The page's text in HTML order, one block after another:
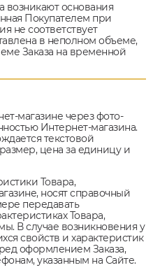
основания
Покупателем при
не соответствует
в неполном объеме,
Заказа на временной
магазине через фото-
Интернет-магазина.
текстовой
цена за единицу и
Товара,
носят справочный
передавать
Товара,
В случае возникновения у
свойств и характеристик
оформлением Заказа,
указанным на Сайте.